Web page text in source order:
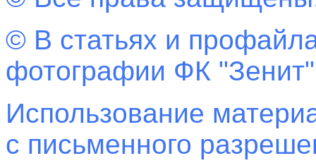
© В статьях и
фотографии ФК
Использование
с письменного